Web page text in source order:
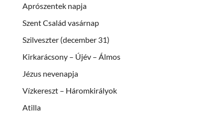
Aprószentek napja
Szent Család vasárnap
Szilveszter (december 31)
Kirkarácsony – Újév – Álmos
Jézus nevenapja
Vízkereszt – Háromkirályok
Atilla